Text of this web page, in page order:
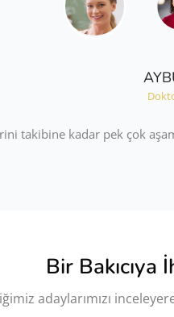
takibine kadar pek çok
Bir Bakıcıya
adaylarımızı